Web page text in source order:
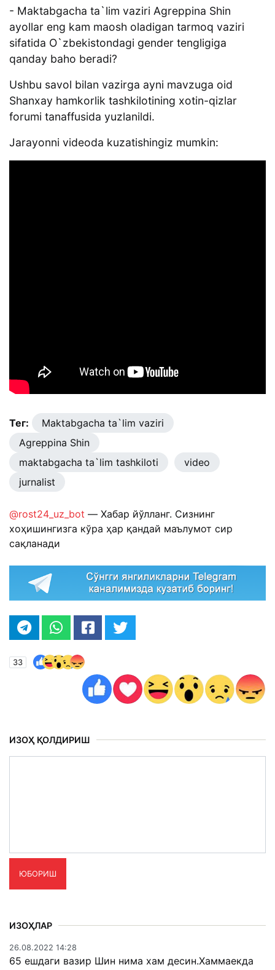
- Maktabgacha ta`lim vaziri Agreppina Shin
ayollar eng kam maosh oladigan tarmoq vaziri
sifatida O`zbekistondagi gender tengligiga
qanday baho beradi?
Ushbu savol bilan vazirga ayni mavzuga oid
Shanxay hamkorlik tashkilotining xotin-qizlar
forumi tanaffusida yuzlanildi.
Jarayonni videoda kuzatishingiz mumkin:
Тег:
Maktabgacha ta`lim vaziri
Agreppina Shin
maktabgacha ta`lim tashkiloti
video
jurnalist
@rost24_uz_bot — Хабар йўлланг. Сизнинг
хоҳишингизга кўра ҳар қандай маълумот сир
сақланади
33
ИЗОҲ ҚОЛДИРИШ
ЮБОРИШ
ИЗОҲЛАР
26.08.2022 14:28
65 ешдаги вазир Шин нима хам десин.Хаммаекда